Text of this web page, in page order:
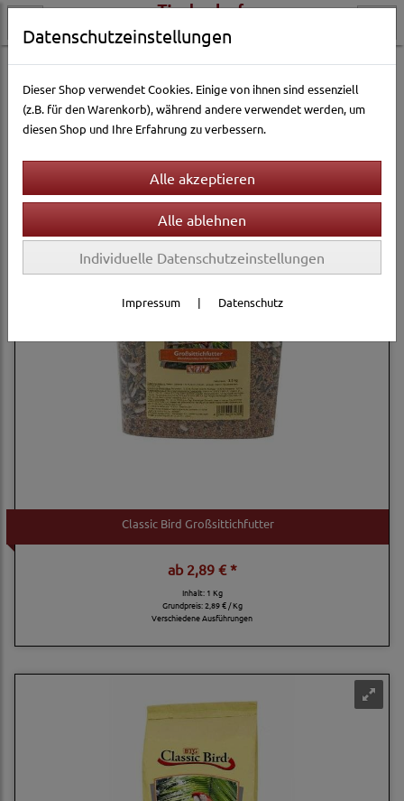
Vogelwelt Vogelfutter Großsittich
Sortierung wählen
Filter
Classic Bird Großsittichfutter
ab2,89 € *
Inhalt: 1 Kg
Grundpreis:2,89 € / Kg
Verschiedene Ausführungen
Datenschutzeinstellungen
Dieser Shop verwendet Cookies. Einige von ihnen sind essenziell
(z.B. für den Warenkorb), während andere verwendet werden, um
diesen Shop und Ihre Erfahrung zu verbessern.
Individuelle Datenschutzeinstellungen
Impressum | Datenschutz